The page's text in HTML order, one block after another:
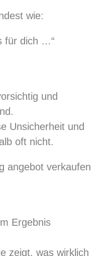
wie:
für dich …“
und
Unsicherheit und
oft nicht.
angebot verkaufen
Ergebnis
zeigt, was wirklich